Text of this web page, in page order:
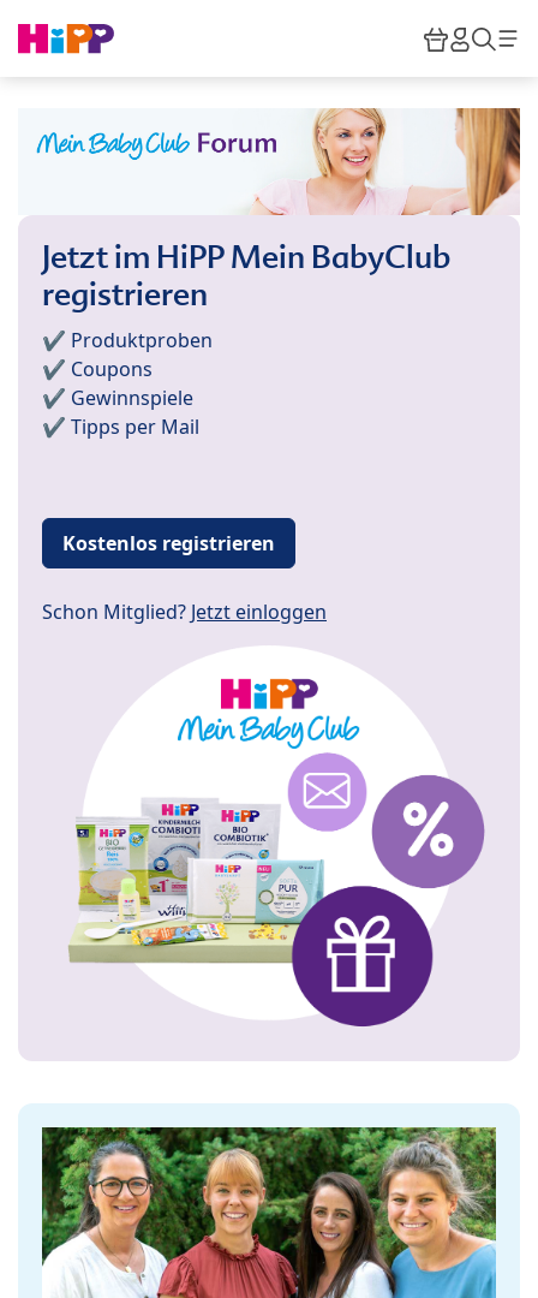
HiPP
Jetzt im HiPP Mein BabyClub
registrieren
✔️ Produktproben
✔️ Coupons
✔️ Gewinnspiele
✔️ Tipps per Mail
Kostenlos registrieren
Schon Mitglied? Jetzt einloggen